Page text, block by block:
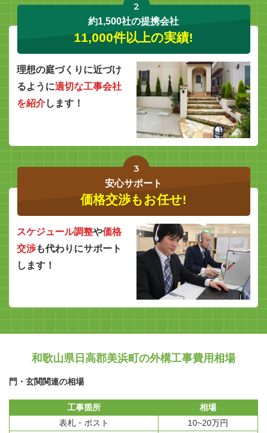
2
約1,500社の提携会社
11,000件以上の実績!
理想の庭づくりに近づけ
るように適切な工事会社
を紹介します！
3
安心サポート
価格交渉もお任せ!
スケジュール調整や価格
交渉も代わりにサポート
します！
和歌山県日高郡美浜町の外構工事費用相場
門・玄関関連の相場
工事箇所
相場
表札・ポスト
10~20万円